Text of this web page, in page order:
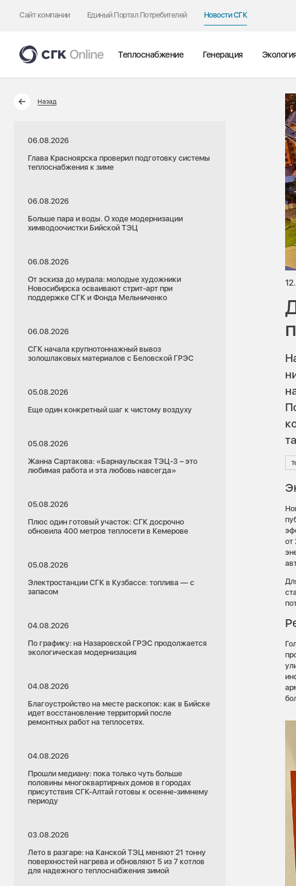
Сайт компании Единый Портал Потребителей Новости СГК
Теплоснабжение Генерация
Назад
06.08.2026
Глава Красноярска проверил подготовку системы
теплоснабжения к зиме
06.08.2026
Больше пара и воды. О ходе модернизации
химводоочистки Бийской ТЭЦ
06.08.2026
От эскиза до мурала: молодые художники
Новосибирска осваивают стрит-арт при
поддержке СГК и Фонда Мельниченко
06.08.2026
СГК начала крупнотоннажный вывоз
золошлаковых материалов с Беловской ГРЭС
05.08.2026
Еще один конкретный шаг к чистому воздуху
05.08.2026
Жанна Сартакова: «Барнаульская ТЭЦ-3 – это
любимая работа и эта любовь навсегда»
05.08.2026
Плюс один готовый участок: СГК досрочно
обновила 400 метров теплосети в Кемерове
05.08.2026
Электростанции СГК в Кузбассе: топлива — с
запасом
04.08.2026
По графику: на Назаровской ГРЭС продолжается
экологическая модернизация
04.08.2026
Благоустройство на месте раскопок: как в Бийске
идет восстановление территорий после
ремонтных работ на теплосетях.
04.08.2026
Прошли медиану: пока только чуть больше
половины многоквартирных домов в городах
присутствия СГК-Алтай готовы к осенне-зимнему
периоду
03.08.2026
Лето в разгаре: на Канской ТЭЦ меняют 21 тонну
поверхностей нагрева и обновляют 5 из 7 котлов
для надежного теплоснабжения зимой
от